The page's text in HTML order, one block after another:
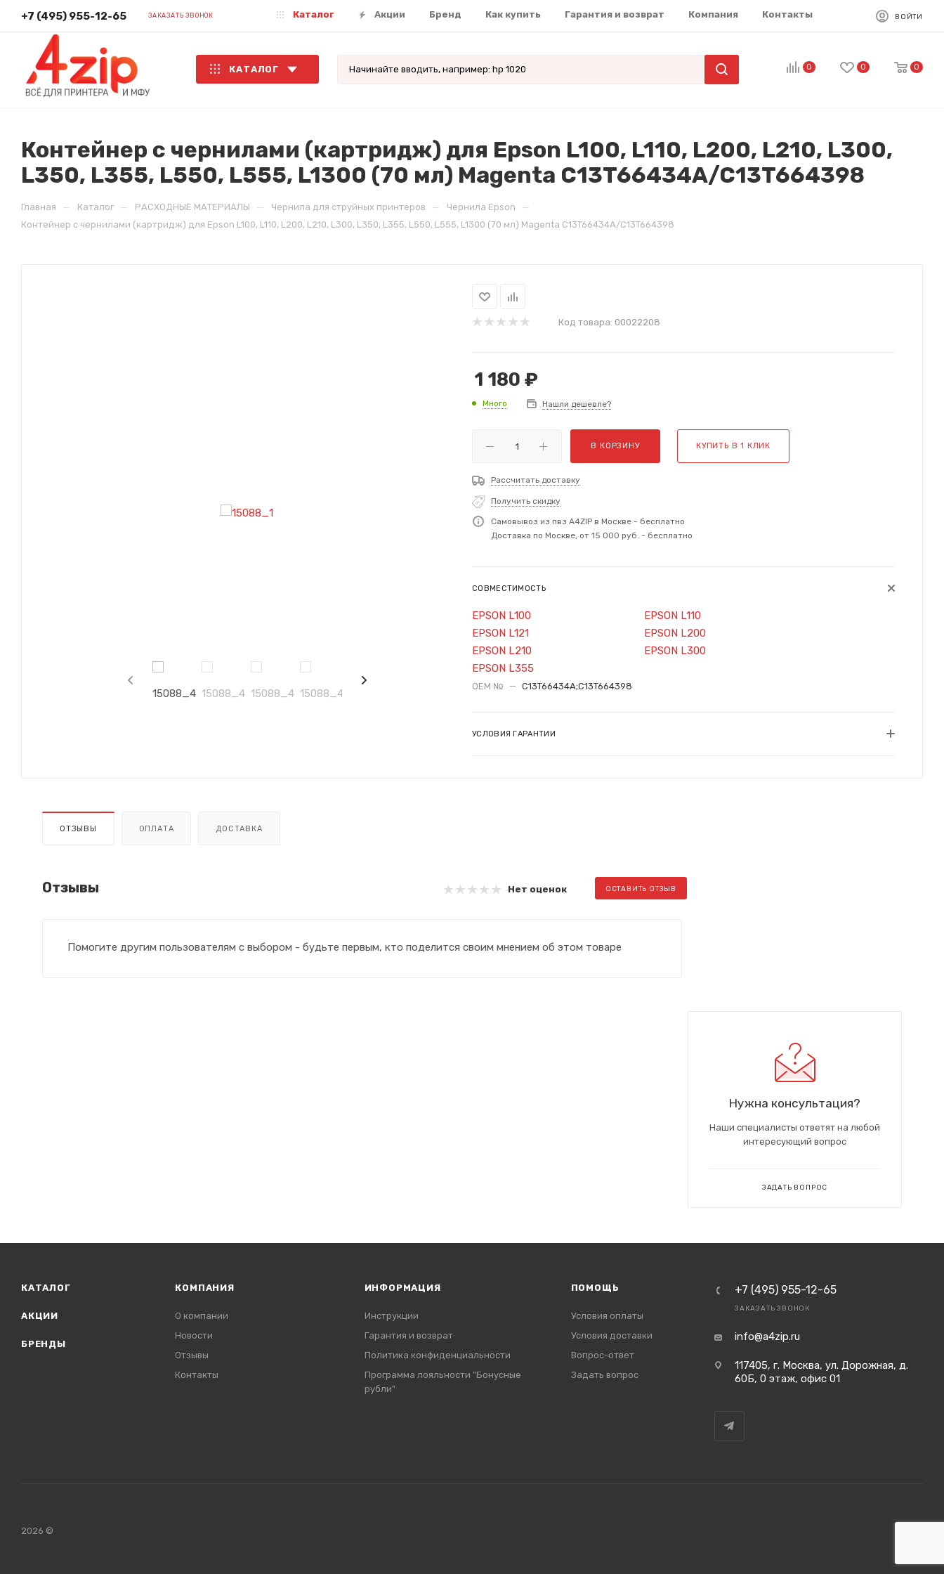
+7 (495) 955-12-65 ЗАКАЗАТЬ ЗВОНОК Каталог Акции Бренд Как купить Гарантия и возврат Компания Контакты ВОЙТИ
КАТАЛОГ 0 0 0
Контейнер с чернилами (картридж) для Epson L100, L110, L200, L210, L300,
L350, L355, L550, L555, L1300 (70 мл) Magenta C13T66434A/C13T664398
Главная — Каталог — РАСХОДНЫЕ МАТЕРИАЛЫ — Чернила для струйных принтеров — Чернила Epson —
Контейнер с чернилами (картридж) для Epson L100, L110, L200, L210, L300, L350, L355, L550, L555, L1300 (70 мл) Magenta C13T66434A/C13T664398
Код товара: 00022208
1 180 ₽
Много Нашли дешевле?
В КОРЗИНУ КУПИТЬ В 1 КЛИК
Рассчитать доставку
Получить скидку
Самовывоз из пвз A4ZIP в Москве - бесплатно
Доставка по Москве, от 15 000 руб. - бесплатно
СОВМЕСТИМОСТЬ
EPSON L100
EPSON L110
EPSON L121
EPSON L200
EPSON L210
EPSON L300
EPSON L355
OEM № — C13T66434A;C13T664398
УСЛОВИЯ ГАРАНТИИ
ОТЗЫВЫ ОПЛАТА ДОСТАВКА
Отзывы Нет оценок ОСТАВИТЬ ОТЗЫВ
Помогите другим пользователям с выбором - будьте первым, кто поделится своим мнением об этом товаре
Нужна консультация?
Наши специалисты ответят на любой
интересующий вопрос
ЗАДАТЬ ВОПРОС
КАТАЛОГ
АКЦИИ
БРЕНДЫ
КОМПАНИЯ
О компании
Новости
Отзывы
Контакты
ИНФОРМАЦИЯ
Инструкции
Гарантия и возврат
Политика конфиденциальности
Программа лояльности "Бонусные
рубли"
ПОМОЩЬ
Условия оплаты
Условия доставки
Вопрос-ответ
Задать вопрос
+7 (495) 955-12-65
ЗАКАЗАТЬ ЗВОНОК
info@a4zip.ru
117405, г. Москва, ул. Дорожная, д.
60Б, 0 этаж, офис 01
2026 ©